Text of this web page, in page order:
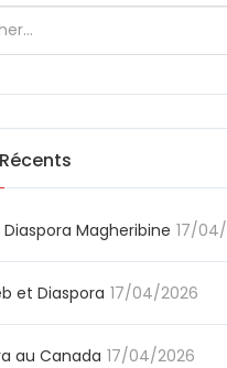
Diaspora Magheribine 17/
et Diaspora 17/04/2026
au Canada 17/04/2026